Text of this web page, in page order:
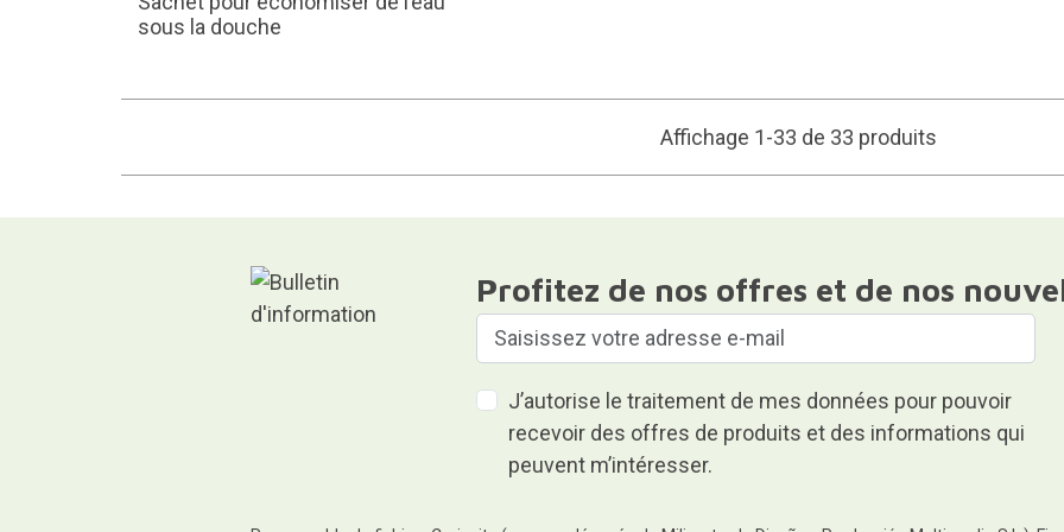
sous la douche
Affichage 1-33 de 33 produits
Profitez de nos offres et de nos
J’autorise le traitement de mes données pour pouvoir
recevoir des offres de produits et des informations qui
peuvent m’intéresser.